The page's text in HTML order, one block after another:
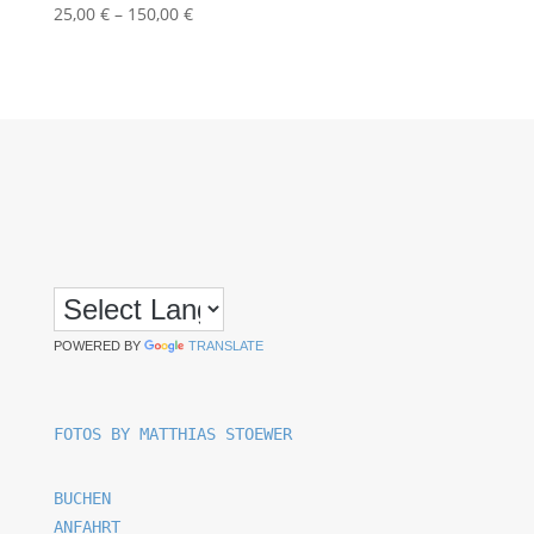
25,00 €– 150,00 €
POWERED BY TRANSLATE
FOTOS BY MATTHIAS STOEWER
BUCHEN
ANFAHRT